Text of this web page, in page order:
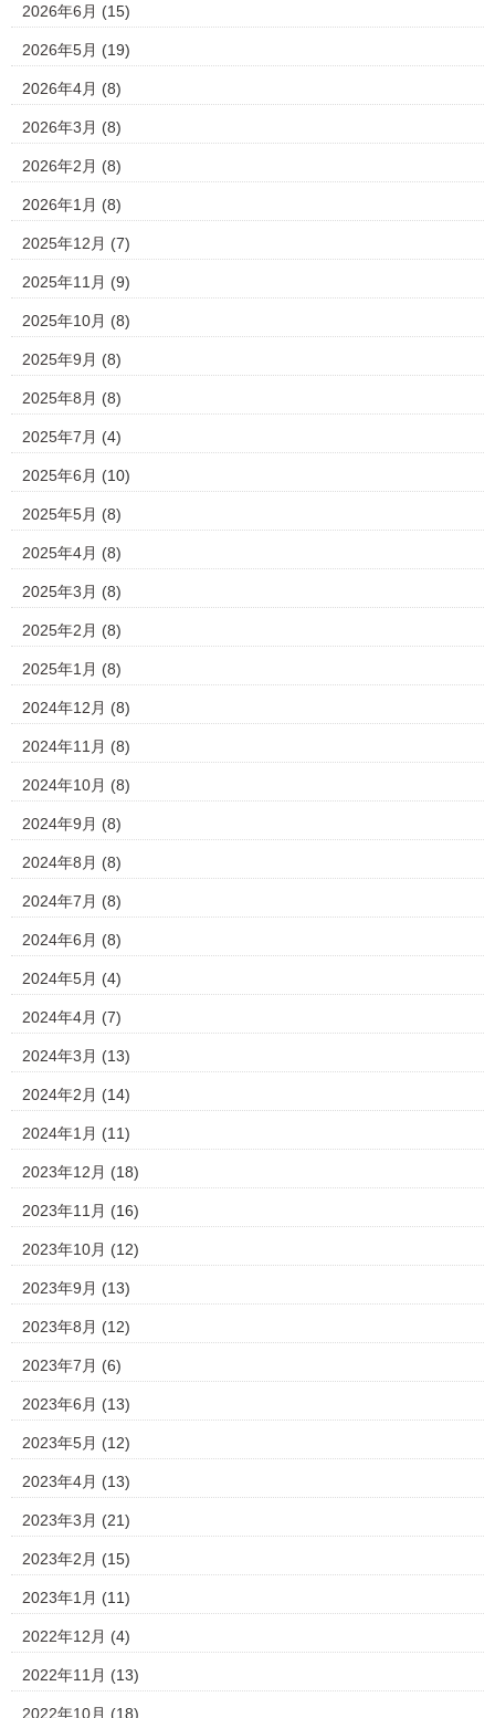
2026年6月 (15)
2026年5月 (19)
2026年4月 (8)
2026年3月 (8)
2026年2月 (8)
2026年1月 (8)
2025年12月 (7)
2025年11月 (9)
2025年10月 (8)
2025年9月 (8)
2025年8月 (8)
2025年7月 (4)
2025年6月 (10)
2025年5月 (8)
2025年4月 (8)
2025年3月 (8)
2025年2月 (8)
2025年1月 (8)
2024年12月 (8)
2024年11月 (8)
2024年10月 (8)
2024年9月 (8)
2024年8月 (8)
2024年7月 (8)
2024年6月 (8)
2024年5月 (4)
2024年4月 (7)
2024年3月 (13)
2024年2月 (14)
2024年1月 (11)
2023年12月 (18)
2023年11月 (16)
2023年10月 (12)
2023年9月 (13)
2023年8月 (12)
2023年7月 (6)
2023年6月 (13)
2023年5月 (12)
2023年4月 (13)
2023年3月 (21)
2023年2月 (15)
2023年1月 (11)
2022年12月 (4)
2022年11月 (13)
2022年10月 (18)